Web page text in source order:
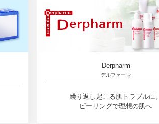
Derpharm
デルファーマ
繰り返し起こる肌トラブルに。
ピーリングで理想の肌へ